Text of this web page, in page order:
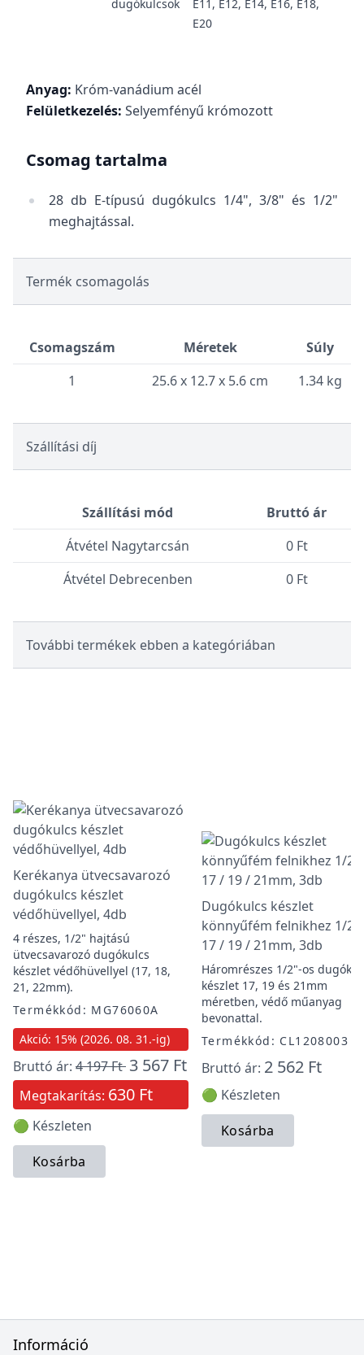
dugókulcsok
E11, E12, E14, E16, E18,
E20
Anyag: Króm-vanádium acél
Felületkezelés: Selyemfényű krómozott
Csomag tartalma
28 db E-típusú dugókulcs 1/4", 3/8" és 1/2"
meghajtással.
Termék csomagolás
Csomagszám Méretek
Súly
1
25.6 x 12.7 x 5.6 cm 1.34 kg
Szállítási díj
Szállítási mód
Bruttó ár
Átvétel Nagytarcsán
0 Ft
Átvétel Debrecenben
0 Ft
További termékek ebben a kategóriában
Kerékanya ütvecsavarozó
dugókulcs készlet
védőhüvellyel, 4db
4 részes, 1/2" hajtású
ütvecsavarozó dugókulcs
készlet védőhüvellyel (17, 18,
21, 22mm).
Termékkód: MG76060A
Akció: 15% (2026. 08. 31.-ig)
Bruttó ár: 4 197 Ft 3 567 Ft
Megtakarítás: 630 Ft
🟢 Készleten
Kosárba
Dugókulcs készlet
könnyűfém felnikhez 1/2",
17 / 19 / 21mm, 3db
Háromrészes 1/2"-os
készlet 17, 19 és 21mm
méretben, védő műanyag
bevonattal.
Termékkód: CL1208003
Bruttó ár: 2 562 Ft
🟢 Készleten
Kosárba
Információ